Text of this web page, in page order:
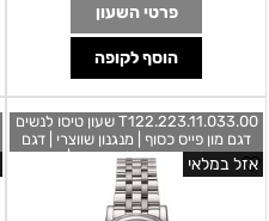
פרטי השעון
הוסף לקופה
T122.223.11.033.00 שעון טיסו לנשים
דגם מון פייס כסוף | מנגנון שווצרי | דגם
מיוחד בלוח רומי כולל תאריכון | אחריות
יבואן רשמי | Tissot Carson Premium
Lady Moonphase Women's Watch
T1222231103300
אזל במלאי